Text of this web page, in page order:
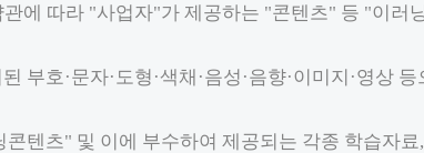
에 따라 "사업자"가 제공하는 "콘텐츠" 등 "이러
호·문자·도형·색채·음성·음향·이미지·영상
텐츠" 및 이에 부수하여 제공되는 각종 학습자